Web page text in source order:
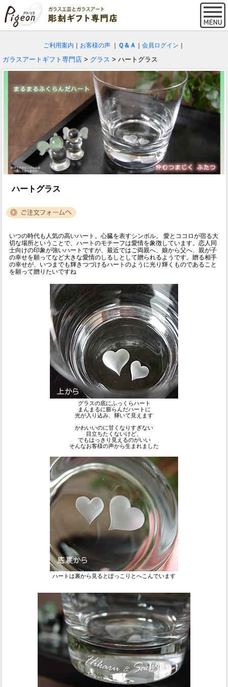
ご利用案内 お客様の声 Ｑ＆Ａ 会員ログイン
ガラスアートギフト専門店 > グラス > ハートグラス
ハートグラス
いつの時代も人気の高いハート。心臓を表すシンボル。 愛とココロが宿る大
切な場所ということで、ハートのモチーフは愛情を象徴しています。恋人同
士向けの印象が強いハートですが、最近ではご両親へ、娘から父へ、親が子
の幸せを願ってなど大きな愛情のしるしとして贈られるようです。贈る相手
の幸せが、いつまでも輝きつづけるハートのように光り輝くものであること
を願って贈りたいですね
グラスの底にふっくらハート
まんまるに膨らんだハートに
光が入り込み、輝いて見えます
かわいいのに甘くなりすぎない
目立ちたくないけど、
でもはっきり見えるのがいい
そんなお客様の声から生まれました
ハートは裏から見るとぽっこりとへこんでいます